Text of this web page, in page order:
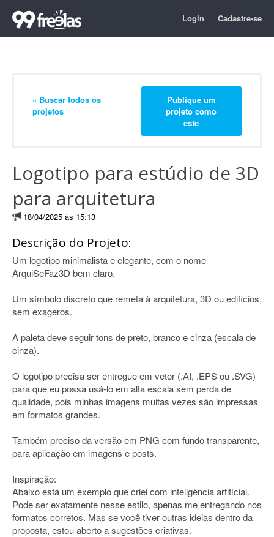
Login Cadastre-se
« Buscar todos os
projetos
Publique um
projeto como
este
Logotipo para estúdio de 3D
para arquitetura
18/04/2025 às 15:13
Descrição do Projeto:
Um logotipo minimalista e elegante, com o nome
ArquiSeFaz3D bem claro.
Um símbolo discreto que remeta à arquitetura, 3D ou edifícios,
sem exageros.
A paleta deve seguir tons de preto, branco e cinza (escala de
cinza).
O logotipo precisa ser entregue em vetor (.AI, .EPS ou .SVG)
para que eu possa usá-lo em alta escala sem perda de
qualidade, pois minhas imagens muitas vezes são impressas
em formatos grandes.
Também preciso da versão em PNG com fundo transparente,
para aplicação em imagens e posts.
Inspiração:
Abaixo está um exemplo que criei com inteligência artificial.
Pode ser exatamente nesse estilo, apenas me entregando nos
formatos corretos. Mas se você tiver outras ideias dentro da
proposta, estou aberto a sugestões criativas.